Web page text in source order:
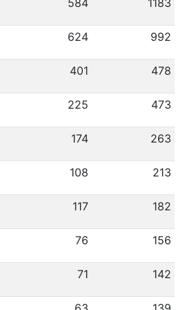
584 1183
624 992
401 478
225 473
174 263
108 213
117 182
76 156
71 142